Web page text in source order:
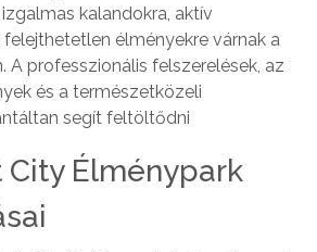
kalandokra, aktív
élményekre várnak a
A professzionális felszerelések, az
és a természetközeli
segít feltöltődni
Élménypark